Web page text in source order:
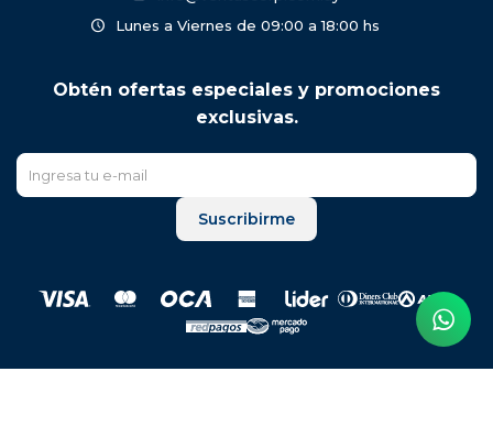
Lunes a Viernes de 09:00 a 18:00 hs
Obtén ofertas especiales y promociones
exclusivas.
Suscribirme